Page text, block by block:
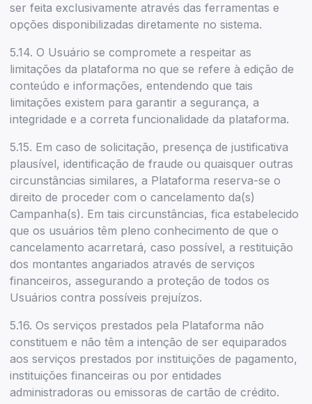
ser feita exclusivamente através das ferramentas e
opções disponibilizadas diretamente no sistema.
5.14. O Usuário se compromete a respeitar as
limitações da plataforma no que se refere à edição de
conteúdo e informações, entendendo que tais
limitações existem para garantir a segurança, a
integridade e a correta funcionalidade da plataforma.
5.15. Em caso de solicitação, presença de justificativa
plausível, identificação de fraude ou quaisquer outras
circunstâncias similares, a Plataforma reserva-se o
direito de proceder com o cancelamento da(s)
Campanha(s). Em tais circunstâncias, fica estabelecido
que os usuários têm pleno conhecimento de que o
cancelamento acarretará, caso possível, a restituição
dos montantes angariados através de serviços
financeiros, assegurando a proteção de todos os
Usuários contra possíveis prejuízos.
5.16. Os serviços prestados pela Plataforma não
constituem e não têm a intenção de ser equiparados
aos serviços prestados por instituições de pagamento,
instituições financeiras ou por entidades
administradoras ou emissoras de cartão de crédito.